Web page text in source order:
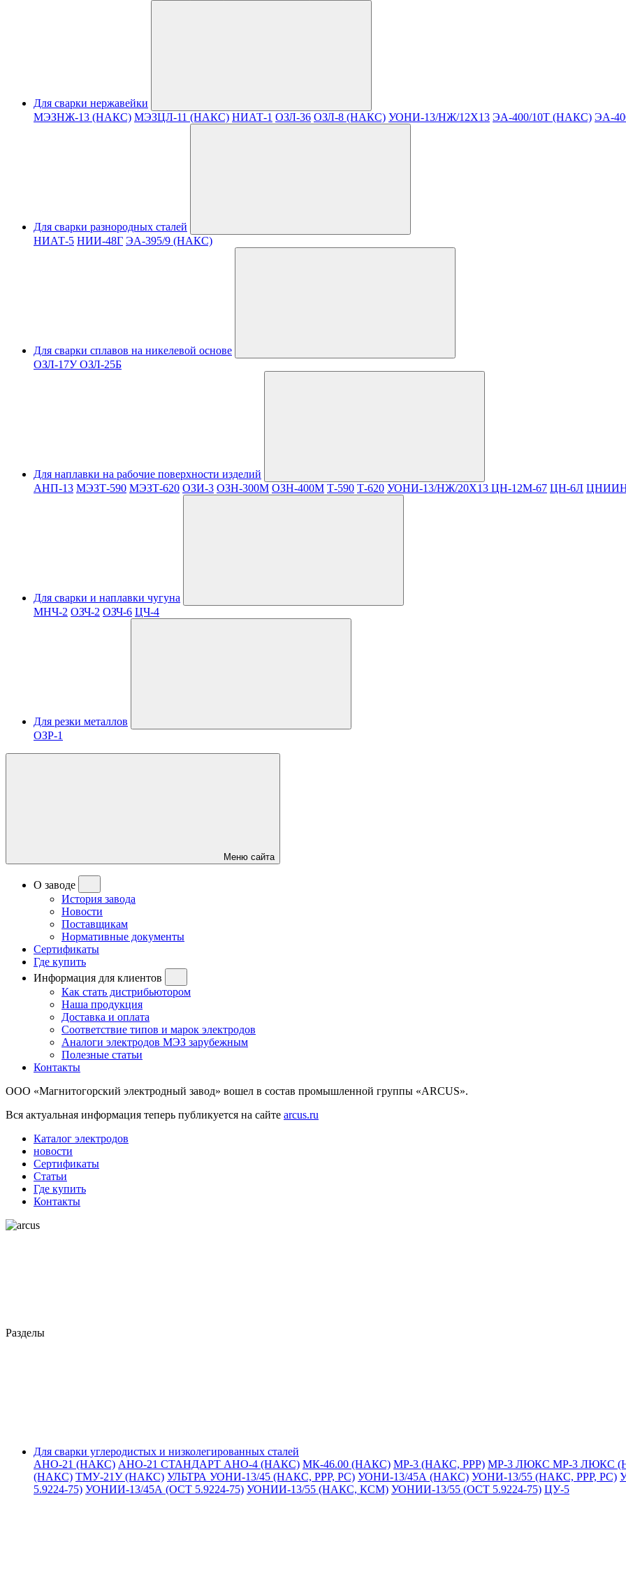
Для сварки нержавейки
МЭЗНЖ-13 (НАКС) МЭЗЦЛ-11 (НАКС) НИАТ-1 ОЗЛ-36 ОЗЛ-8 (НАКС) УОНИ-13/НЖ/12Х13 ЭА-400/10T (НАКС) ЭА-
Для сварки разнородных сталей
НИАТ-5 НИИ-48Г ЭА-395/9 (НАКС)
Для сварки сплавов на никелевой основе
ОЗЛ-17УОЗЛ-25Б
Для наплавки на рабочие поверхности изделий
АНП-13 МЭЗТ-590 МЭЗТ-620 ОЗИ-3 ОЗН-300М ОЗН-400М Т-590 Т-620 УОНИ-13/НЖ/20Х13 ЦН-12М-67 ЦН-6Л
Для сварки и наплавки чугуна
МНЧ-2 ОЗЧ-2 ОЗЧ-6 ЦЧ-4
Для резки металлов
ОЗР-1
Меню сайта
О заводе
История завода
Новости
Поставщикам
Нормативные документы
Сертификаты
Где купить
Информация для клиентов
Как стать дистрибьютором
Наша продукция
Доставка и оплата
Соответствие типов и марок электродов
Аналоги электродов МЭЗ зарубежным
Полезные статьи
Контакты
ООО «Магнитогорский электродный завод» вошел в состав промышленной группы «ARCUS».
Вся актуальная информация теперь публикуется на сайте arcus.ru
Каталог электродов
новости
Сертификаты
Статьи
Где купить
Контакты
Разделы
Для сварки углеродистых и низколегированных сталей
АНО-21 (НАКС) АНО-21 СТАНДАРТ АНО-4 (НАКС) МК-46.00 (НАКС) МР-3 (НАКС, РРР) МР-3 ЛЮКС МР-3 ЛЮКС
(НАКС) ТМУ-21У (НАКС) УЛЬТРА УОНИ-13/45 (НАКС, РРР, РС) УОНИ-13/45А (НАКС) УОНИ-13/55 (НАКС, РРР, РС)
5.9224-75) УОНИИ-13/45А (ОСТ 5.9224-75) УОНИИ-13/55 (НАКС, КСМ) УОНИИ-13/55 (ОСТ 5.9224-75) ЦУ-5